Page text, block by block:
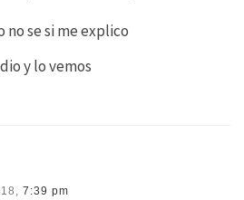
se si me explico
y lo vemos
7:39 pm